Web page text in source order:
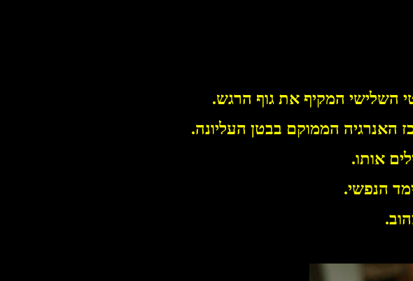
השלישי המקיף את גוף הרגש.
הממוקם בבטן העליונה.
אותו.
הנפשי.